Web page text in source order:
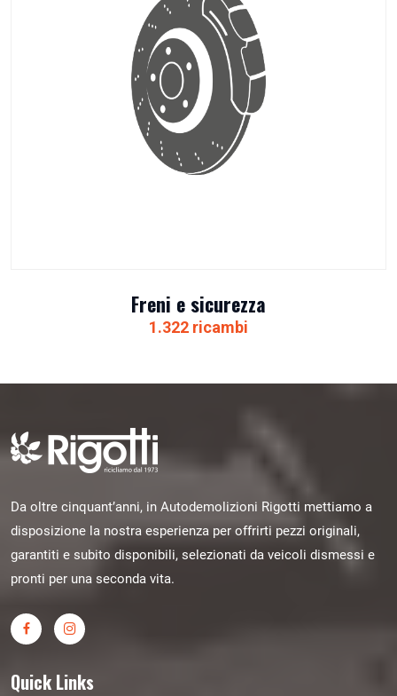
Freni e sicurezza
1.322 ricambi
Da oltre cinquant’anni, in Autodemolizioni Rigotti mettiamo a
disposizione la nostra esperienza per offrirti pezzi originali,
garantiti e subito disponibili, selezionati da veicoli dismessi e
pronti per una seconda vita.
Quick Links